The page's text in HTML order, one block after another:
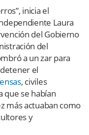
inicia el
Laura
del Gobierno
del
a un zar para
el
, civiles
que se habían
más actuaban como
y